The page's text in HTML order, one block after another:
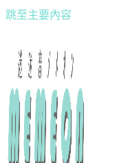
跳至主要內容